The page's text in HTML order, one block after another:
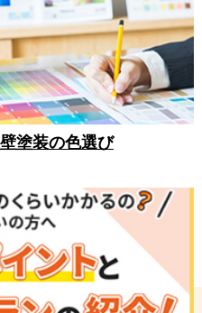
塗装の色選び